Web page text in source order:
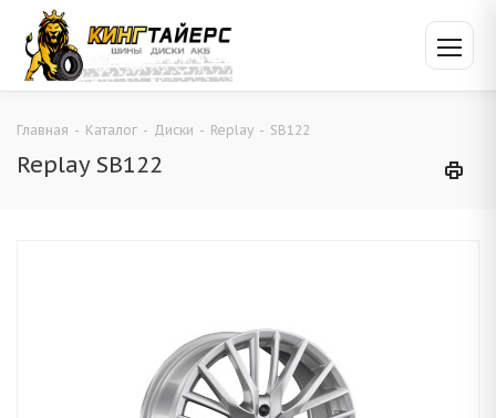
Главная - Каталог - Диски - Replay - SB122
Replay SB122